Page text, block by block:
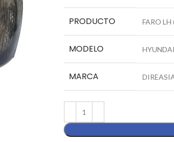
PRODUCTO FARO
MODELO HYUNDAI
MARCA